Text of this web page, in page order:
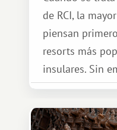
de RCI, la
piensan
resorts más
insulares. Sin
oportunidades
de intercambio
amplias. Entre